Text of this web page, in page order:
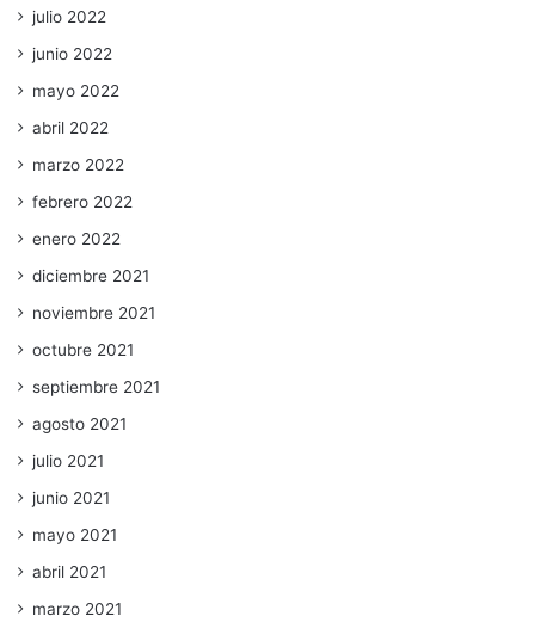
julio 2022
junio 2022
mayo 2022
abril 2022
marzo 2022
febrero 2022
enero 2022
diciembre 2021
noviembre 2021
octubre 2021
septiembre 2021
agosto 2021
julio 2021
junio 2021
mayo 2021
abril 2021
marzo 2021